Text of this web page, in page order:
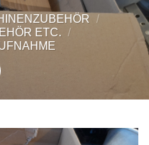
/
ETC. /